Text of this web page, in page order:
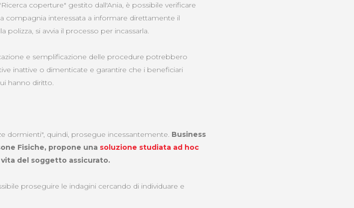
coperture" gestito dall'Ania, è possibile verificare
compagnia interessata a informare direttamente il
polizza, si avvia il processo per incassarla.
e semplificazione delle procedure potrebbero
inattive o dimenticate e garantire che i beneficiari
hanno diritto.
dormienti", quindi, prosegue incessantemente. Business
Fisiche, propone una soluzione studiata ad hoc
del soggetto assicurato.
proseguire le indagini cercando di individuare e